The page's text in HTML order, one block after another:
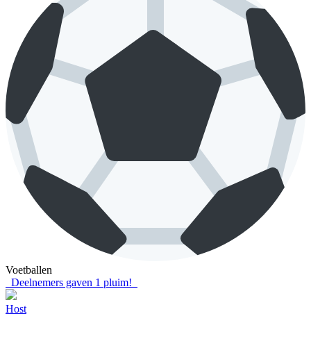
Voetballen
Deelnemers gaven 1 pluim!
Host